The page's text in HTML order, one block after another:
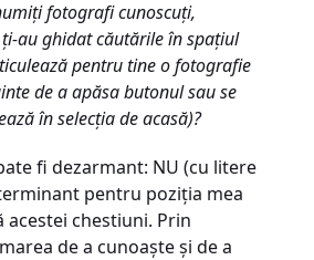
fotografi cunoscuţi,
au ghidat căutările în spaţiul
pentru tine o fotografie
de a apăsa butonul sau se
în selecţia de acasă)?
fi dezarmant: NU (cu litere
pentru poziţia mea
chestiuni. Prin
de a cunoaşte şi de a